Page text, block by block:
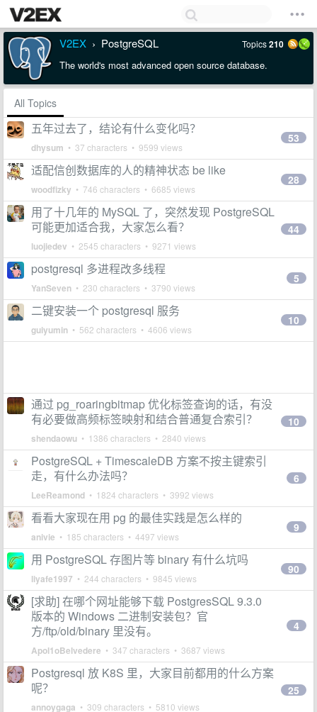
V2EX › PostgreSQL Topics210
The world's most advanced open source database.
All Topics
五年过去了，结论有什么变化吗？
dhysum • 37 characters • 9599 views
53
适配信创数据库的人的精神状态 be like
woodfizky • 746 characters • 6685 views
28
用了十几年的 MySQL 了，突然发现 PostgreSQL
可能更加适合我，大家怎么看？
luojiedev • 2545 characters • 9271 views
44
postgresql 多进程改多线程
YanSeven • 230 characters • 3790 views
5
二键安装一个 postgresql 服务
guiyumin • 562 characters • 4606 views
10
通过 pg_roaringbitmap 优化标签查询的话，有没
有必要做高频标签映射和结合普通复合索引？
shendaowu • 1386 characters • 2840 views
10
PostgreSQL + TimescaleDB 方案不按主键索引
走，有什么办法吗？
LeeReamond • 1824 characters • 3992 views
6
看看大家现在用 pg 的最佳实践是怎么样的
anivie • 185 characters • 4497 views
9
用 PostgreSQL 存图片等 binary 有什么坑吗
liyafe1997 • 244 characters • 9845 views
90
[求助] 在哪个网址能够下载 PostgresSQL 9.3.0
版本的 Windows 二进制安装包？官
方/ftp/old/binary 里没有。
Apol1oBelvedere • 347 characters • 3687 views
4
Postgresql 放 K8S 里，大家目前都用的什么方案
呢？
annoygaga • 309 characters • 5810 views
25